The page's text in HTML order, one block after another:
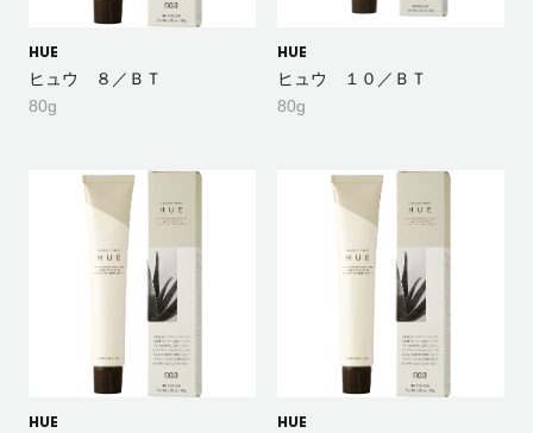
HUE
ヒュウ ８／ＢＴ
80g
HUE
ヒュウ １０／ＢＴ
80g
HUE HUE